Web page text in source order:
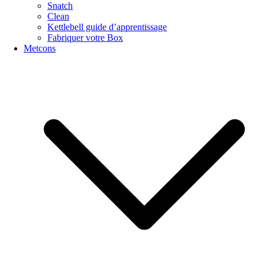
Snatch
Clean
Kettlebell guide d’apprentissage
Fabriquer votre Box
Metcons